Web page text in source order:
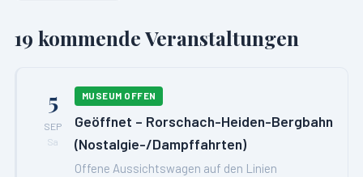
19 kommende Veranstaltungen
5
SEP
Sa
MUSEUM OFFEN
Geöffnet – Rorschach-Heiden-Bergbahn
(Nostalgie-/Dampffahrten)
Offene Aussichtswagen auf den Linien